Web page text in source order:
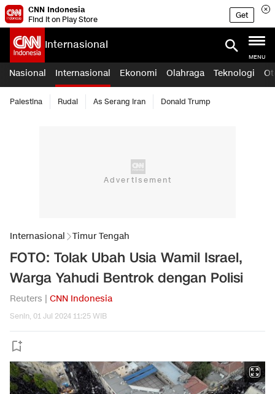
CNN Indonesia
Find it on Play Store
Get
Internasional
MENU
Nasional Internasional Ekonomi Olahraga Teknologi
Palestina Rudal As Serang Iran Donald Trump
Internasional Timur Tengah
FOTO: Tolak Ubah Usia Wamil Israel,
Warga Yahudi Bentrok dengan Polisi
Reuters | CNN Indonesia
Senin, 01 Jul 2024 11:25 WIB